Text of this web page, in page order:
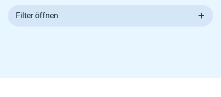
Filter öffnen